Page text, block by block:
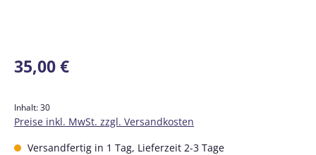
Regulärer Preis:
35,00 €
Inhalt:30
Preise inkl. MwSt. zzgl. Versandkosten
Versandfertig in 1 Tag, Lieferzeit 2-3 Tage